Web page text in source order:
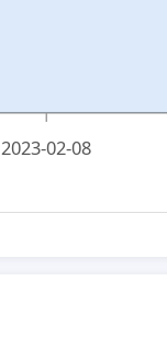
2023-02-08